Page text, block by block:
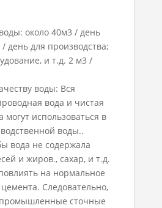
около 40м3 / день
день для производства;
и т.д. 2 м3 /
воды: Вся
вода и чистая
могут использоваться в
воды..
вода не содержала
и жиров., сахар, и т.д.
на нормальное
Следовательно,
сточные